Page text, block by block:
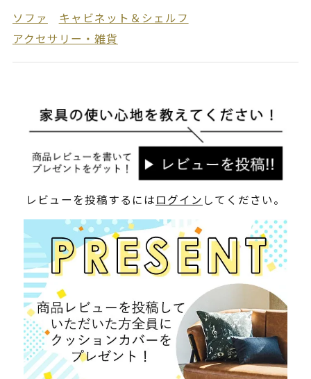
ソファ
キャビネット＆シェルフ
アクセサリー・雑貨
レビューを投稿するにはログイン してください。